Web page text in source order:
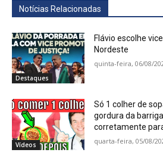
Notícias Relacionadas
Destaques
Flávio escolhe
Nordeste
quinta-feira, 06/08/
Vídeos
Só 1 colher de
gordura da
corretamente
quarta-feira, 05/08/